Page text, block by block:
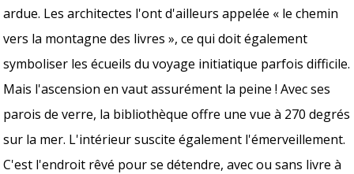
ardue. Les architectes l'ont d'ailleurs appelée « le chemin
vers la montagne des livres », ce qui doit également
symboliser les écueils du voyage initiatique parfois difficile.
Mais l'ascension en vaut assurément la peine ! Avec ses
parois de verre, la bibliothèque offre une vue à 270 degrés
sur la mer. L'intérieur suscite également l'émerveillement.
C'est l'endroit rêvé pour se détendre, avec ou sans livre à